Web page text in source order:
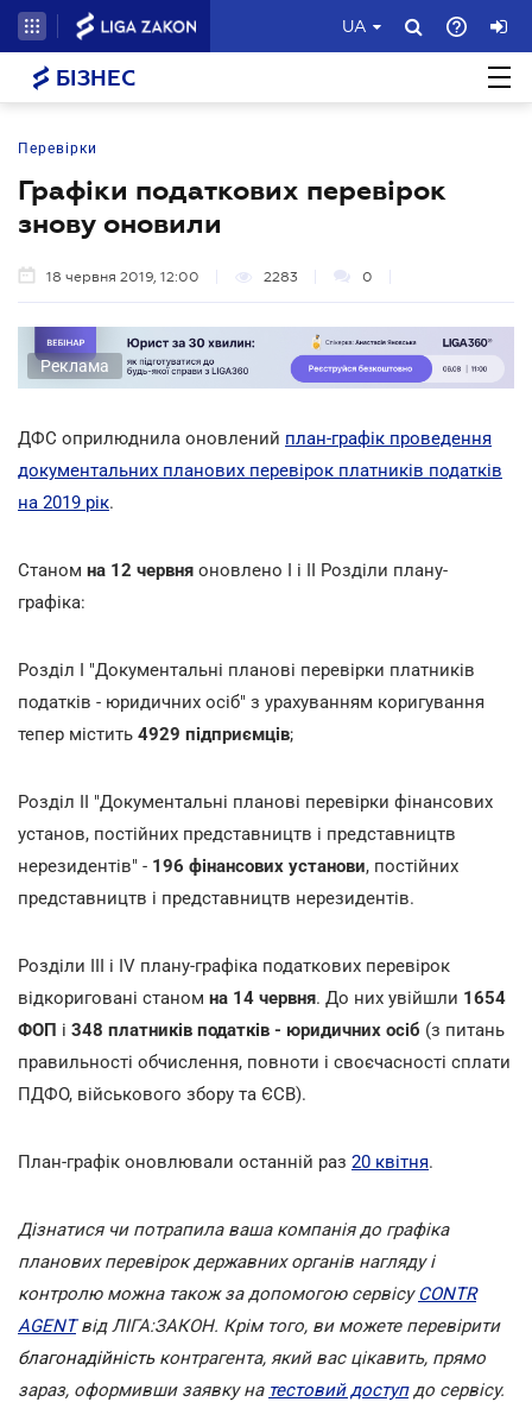
UA
БІЗНЕС
Перевірки
Графіки податкових перевірок
знову оновили
18 червня 2019, 12:00 2283 0
Реклама
ДФС оприлюднила оновлений план-графік проведення
документальних планових перевірок платників податків
на 2019 рік.
Станом на 12 червня оновлено I і II Розділи плану-
графіка:
Розділ I "Документальні планові перевірки платників
податків - юридичних осіб" з урахуванням коригування
тепер містить 4929 підприємців;
Розділ II "Документальні планові перевірки фінансових
установ, постійних представництв і представництв
нерезидентів" - 196 фінансових установи, постійних
представництв і представництв нерезидентів.
Розділи III і IV плану-графіка податкових перевірок
відкориговані станом на 14 червня. До них увійшли 1654
ФОП і 348 платників податків - юридичних осіб (з питань
правильності обчислення, повноти і своєчасності сплати
ПДФО, військового збору та ЄСВ).
План-графік оновлювали останній раз 20 квітня.
Дізнатися чи потрапила ваша компанія до графіка
планових перевірок державних органів нагляду і
контролю можна також за допомогою сервісуCONTR
AGENTвід ЛІГА:ЗАКОН. Крім того, ви можете перевірити
благонадійність контрагента, який вас цікавить, прямо
зараз, оформивши заявку на тестовий доступдо сервісу.